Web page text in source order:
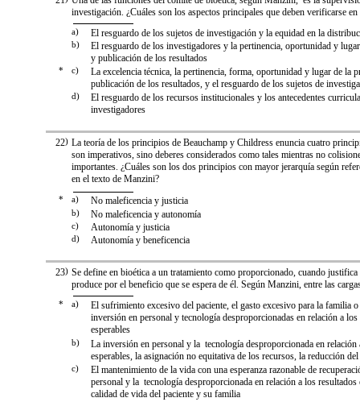
investigación. ¿Cuáles son los aspectos principales que deben verificarse
a) El resguardo de los sujetos de investigación y la equidad en la
b)
El resguardo de los investigadores y la pertinencia, oportunidad y
y publicación de los resultados
* c)
La excelencia técnica, la pertinencia, forma, oportunidad y lugar de la
publicación de los resultados, y el resguardo de los sujetos de
d)
El resguardo de los recursos institucionales y los antecedentes
investigadores
)
22 La teoría de los principios de Beauchamp y Childress enuncia cuatro
son imperativos, sino deberes considerados como tales mientras no
importantes. ¿Cuáles son los dos principios con mayor jerarquía según
en el texto de Manzini?
* a) No maleficencia y justicia
b) No maleficencia y autonomía
c) Autonomía y justicia
d) Autonomía y beneficencia
)
23 Se define en bioética a un tratamiento como proporcionado, cuando justifica
produce por el beneficio que se espera de él. Según Manzini, entre las
* a)
El sufrimiento excesivo del paciente, el gasto excesivo para la familia
inversión en personal y tecnología desproporcionadas en relación a los
esperables
b)
La inversión en personal y la tecnología desproporcionada en relación
esperables, la asignación no equitativa de los recursos, la reducción
c)
El mantenimiento de la vida con una esperanza razonable de
personal y la tecnología desproporcionada en relación a los resultados
calidad de vida del paciente y su familia